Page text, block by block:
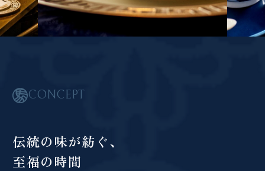
CONCEPT
伝統の味が紡ぐ、
至福の時間